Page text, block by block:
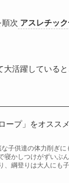
順次 アスレチッ
大活躍している
ープ」をオスス
子供達の体力削ぎに
寝かしつけがずいぶ
、綱登りは大人にも